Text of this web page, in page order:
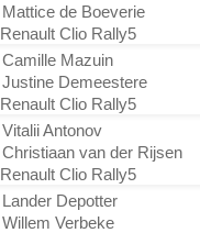
Mattice de Boeverie
Renault Clio Rally5
Camille Mazuin
Justine Demeestere
Renault Clio Rally5
Vitalii Antonov
Christiaan van der Rijsen
Renault Clio Rally5
Lander Depotter
Willem Verbeke